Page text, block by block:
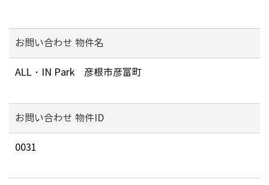
お問い合わせ 物件名
お問い合わせ 物件ID